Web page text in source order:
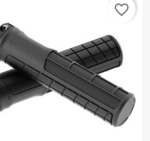
favorite_border